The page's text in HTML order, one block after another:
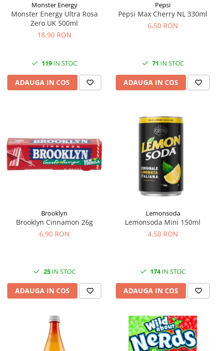
Monster Energy
Monster Energy Ultra Rosa
Zero UK 500ml
18,90 RON
119 IN STOC
ADAUGA IN COS
Pepsi
Pepsi Max Cherry NL 330ml
6,50 RON
71 IN STOC
ADAUGA IN COS
Brooklyn
Brooklyn Cinnamon 26g
6,90 RON
25IN STOC
ADAUGA IN COS
Lemonsoda
Lemonsoda Mini 150ml
4,50 RON
174IN STOC
ADAUGA IN COS